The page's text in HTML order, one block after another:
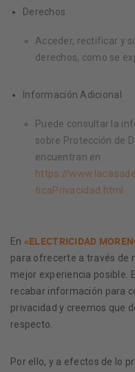
Derechos
Acceder, rectificar y
derechos, como se
Información Adicional
Puede consultar la
sobre Protección de
encuentran en
https://
ticaPrivacidad.html
En «ELECTRICIDAD
para ofrecerte a través de
mejor experiencia posible.
recabar información para
privacidad y creemos que
respecto.
Por ello, y a efectos de lo